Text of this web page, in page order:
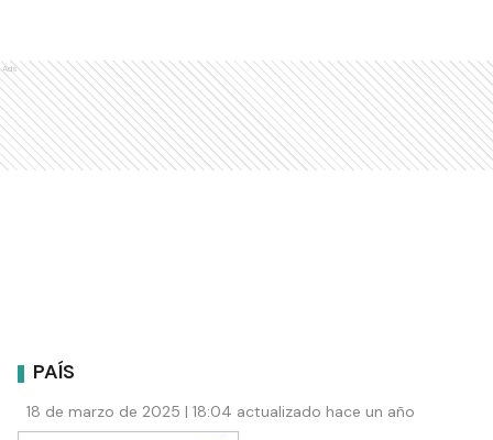
Ads
PAÍS
18 de marzo de 2025 | 18:04 actualizado hace un año